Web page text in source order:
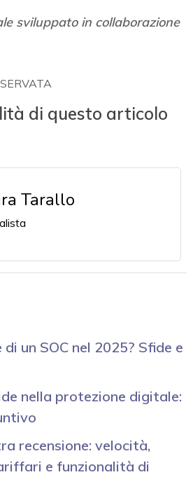
sviluppato in collaborazione
di questo articolo
Tarallo
un SOC nel 2025? Sfide e
nella protezione digitale:
recensione: velocità,
e funzionalità di